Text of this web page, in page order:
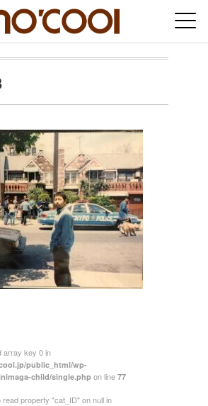
array key 0 in
public_html/wp-
child/single.php on line 77
read property "cat_ID" on null in